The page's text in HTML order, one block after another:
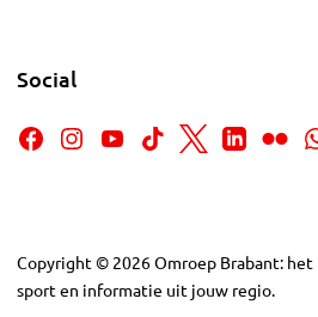
Social
Copyright © 2026Omroep Brabant:
sport en informatie uit jouw regio.